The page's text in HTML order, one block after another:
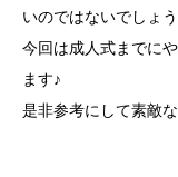
いのではないでしょ
今回は成人式までに
ます♪
是非参考にして素敵